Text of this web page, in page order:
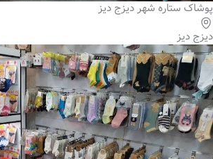
پوشاک ستاره شهر دیزج دیز
دیزج دیز